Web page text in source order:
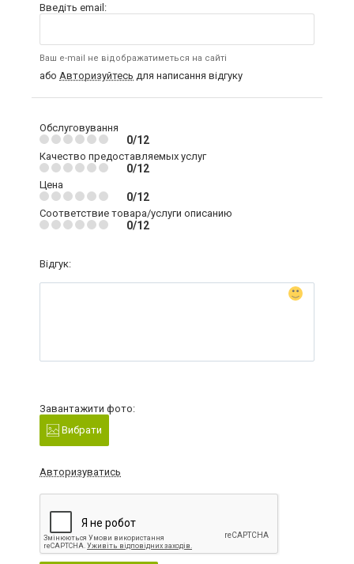
Введіть email:
Ваш e-mail не відображатиметься на сайті
або Авторизуйтесь для написання відгуку
Обслуговування
0/12
Качество предоставляемых услуг
0/12
Цена
0/12
Соответствие товара/услуги описанию
0/12
Відгук:
Завантажити фото:
Вибрати
Авторизуватись